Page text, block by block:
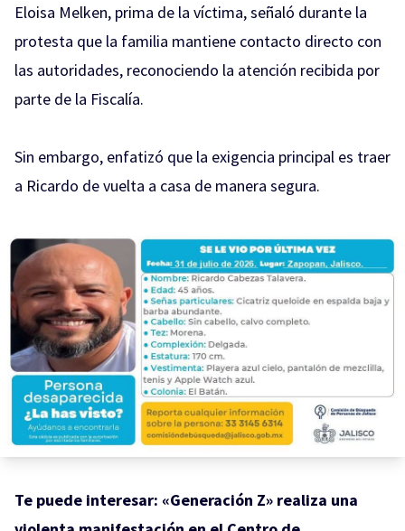
Eloisa Melken, prima de la víctima, señaló durante la
protesta que la familia mantiene contacto directo con
las autoridades, reconociendo la atención recibida por
parte de la Fiscalía.
Sin embargo, enfatizó que la exigencia principal es traer
a Ricardo de vuelta a casa de manera segura.
Te puede interesar: «Generación Z» realiza una